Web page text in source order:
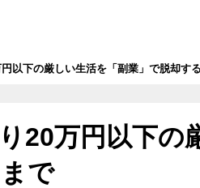
以下の厳しい生活を「副業」で脱却す
20万円以下の
で